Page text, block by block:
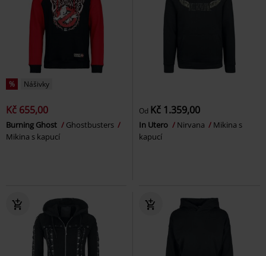
% Nášivky
Kč 655,00
Burning Ghost
Ghostbusters
Mikina s kapucí
Od Kč 1.359,00
In Utero Nirvana
Mikina s
kapucí